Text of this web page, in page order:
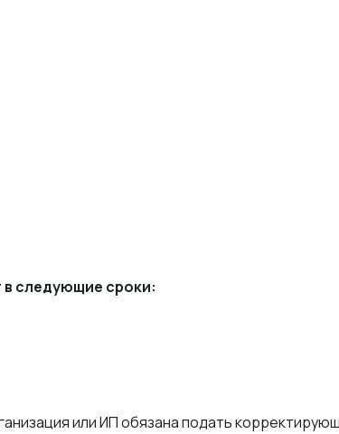
в следующие сроки:
или ИП обязана подать